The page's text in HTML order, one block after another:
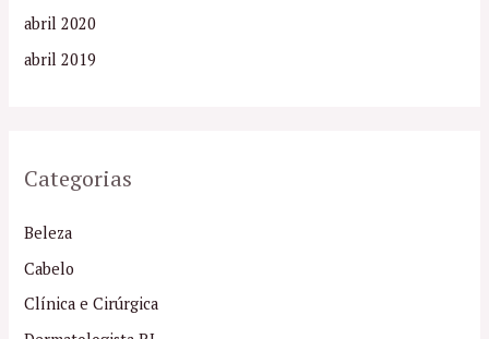
abril 2020
abril 2019
Categorias
Beleza
Cabelo
Clínica e Cirúrgica